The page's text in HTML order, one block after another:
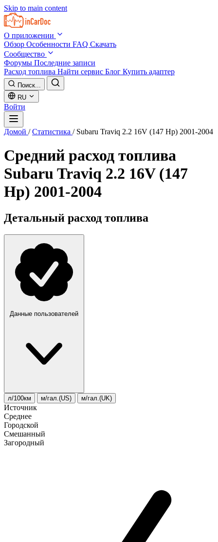
Skip to main content
О приложении
Обзор Особенности FAQ Скачать
Сообщество
Форумы Последние записи
Расход топлива Найти сервис Блог Купить адаптер
Поиск...
RU
Войти
Домой / Статистика / Subaru Traviq 2.2 16V (147 Hp) 2001-2004
Средний расход топлива
Subaru Traviq 2.2 16V (147
Hp) 2001-2004
Детальный расход топлива
Данные пользователей
л/100км м/гал.(US) м/гал.(UK)
Источник
Среднее
Городской
Смешанный
Загородный